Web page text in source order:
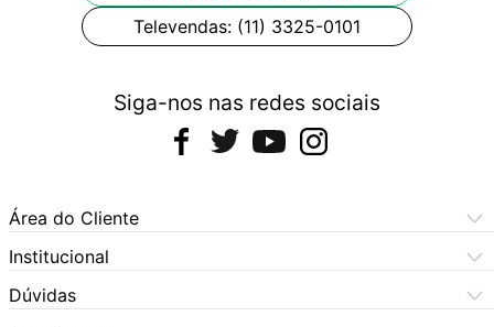
Televendas: (11) 3325-0101
Siga-nos nas redes sociais
Área do Cliente
Meus Pedidos
Meus Dados
Institucional
Central de Atendimento
Dúvidas Frequentes
Dúvidas